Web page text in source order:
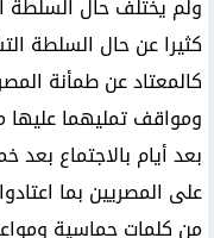
ولم يختلف حال السلطة
كثيرا عن حال السلطة
كالمعتاد عن طمأنة
ومواقف تمليهما
بعد أيام بالاجتماع
على المصريين بما
من كلمات حماسية